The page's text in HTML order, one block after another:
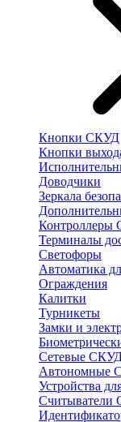
Кнопки СКУД
Кнопки
Доводчики
Зеркала
Контроллеры
Терминалы
Светофоры
Автоматика
Ограждения
Калитки
Турникеты
Замки и
Сетевые
Автономные
Устройства
Считыватели